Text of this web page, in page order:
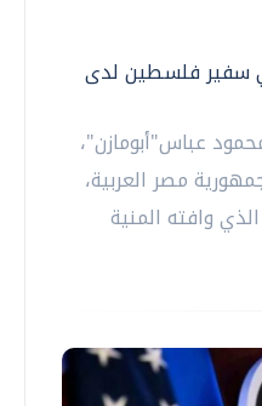
سفير فلسطين لدى
عباس"أبومازن"،
مصر العربية،
وافته المنية